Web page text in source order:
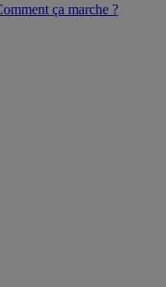
ça marche ?